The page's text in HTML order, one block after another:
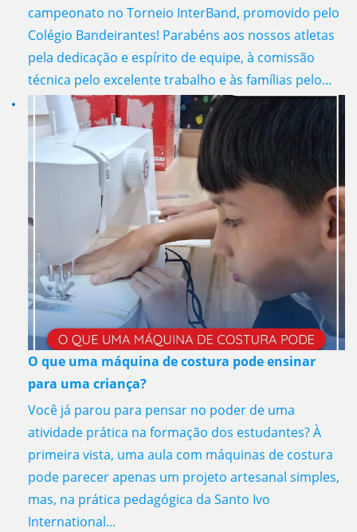
campeonato no Torneio InterBand, promovido pelo
Colégio Bandeirantes! Parabéns aos nossos atletas
pela dedicação e espírito de equipe, à comissão
técnica pelo excelente trabalho e às famílias pelo...
O que uma máquina de costura pode ensinar
para uma criança?
Você já parou para pensar no poder de uma
atividade prática na formação dos estudantes? À
primeira vista, uma aula com máquinas de costura
pode parecer apenas um projeto artesanal simples,
mas, na prática pedagógica da Santo Ivo
International...